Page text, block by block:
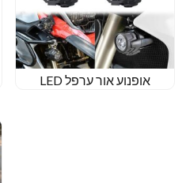
אופנוע אור ערפל LED